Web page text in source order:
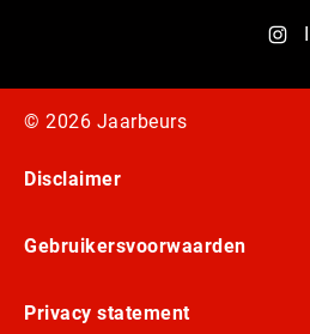
© 2026 Jaarbeurs
Disclaimer
Gebruikersvoorwaarden
Privacy statement